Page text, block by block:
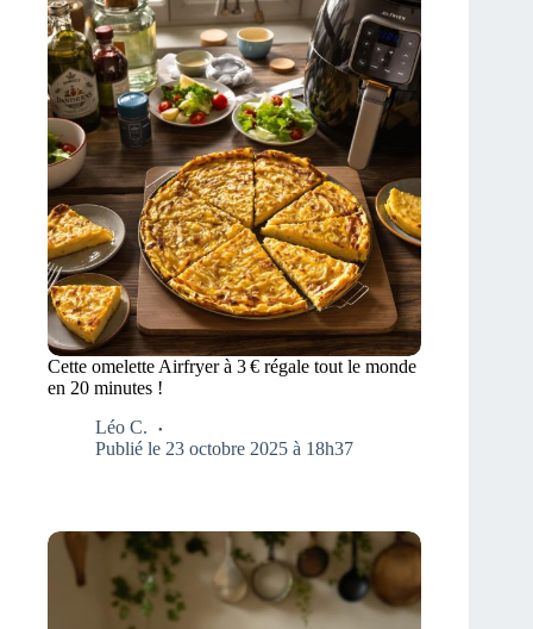
Cette omelette Airfryer à 3 € régale tout le monde
en 20 minutes !
Léo C.
Publié le 23 octobre 2025 à 18h37